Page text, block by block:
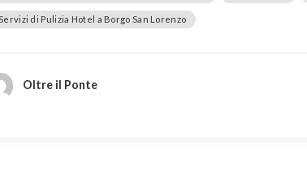
di Pulizia Hotel a Borgo San Lorenzo
Oltre il Ponte